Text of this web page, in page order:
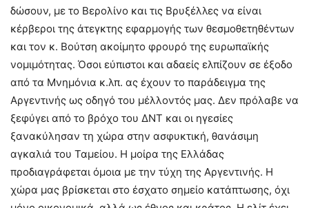
δώσουν, με το Βερολίνο και τις Βρυξέλλες να είναι
κέρβεροι της άτεγκτης εφαρμογής των θεσμοθετηθέντων
και τον κ. Βούτση ακοίμητο φρουρό της ευρωπαϊκής
νομιμότητας. Όσοι εύπιστοι και αδαείς ελπίζουν σε έξοδο
από τα Μνημόνια κ.λπ. ας έχουν το παράδειγμα της
Αργεντινής ως οδηγό του μέλλοντός μας. Δεν πρόλαβε να
ξεφύγει από το βρόχο του ΔΝΤ και οι ηγεσίες
ξανακύλησαν τη χώρα στην ασφυκτική, θανάσιμη
αγκαλιά του Ταμείου. Η μοίρα της Ελλάδας
προδιαγράφεται όμοια με την τύχη της Αργεντινής. Η
χώρα μας βρίσκεται στο έσχατο σημείο κατάπτωσης, όχι